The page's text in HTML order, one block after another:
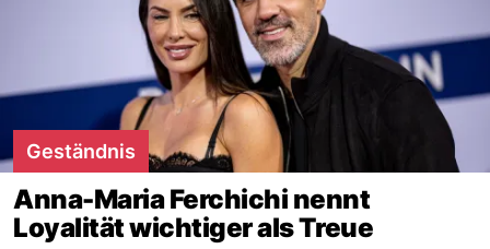
Geständnis
Anna-Maria Ferchichi nennt
Loyalität wichtiger als Treue